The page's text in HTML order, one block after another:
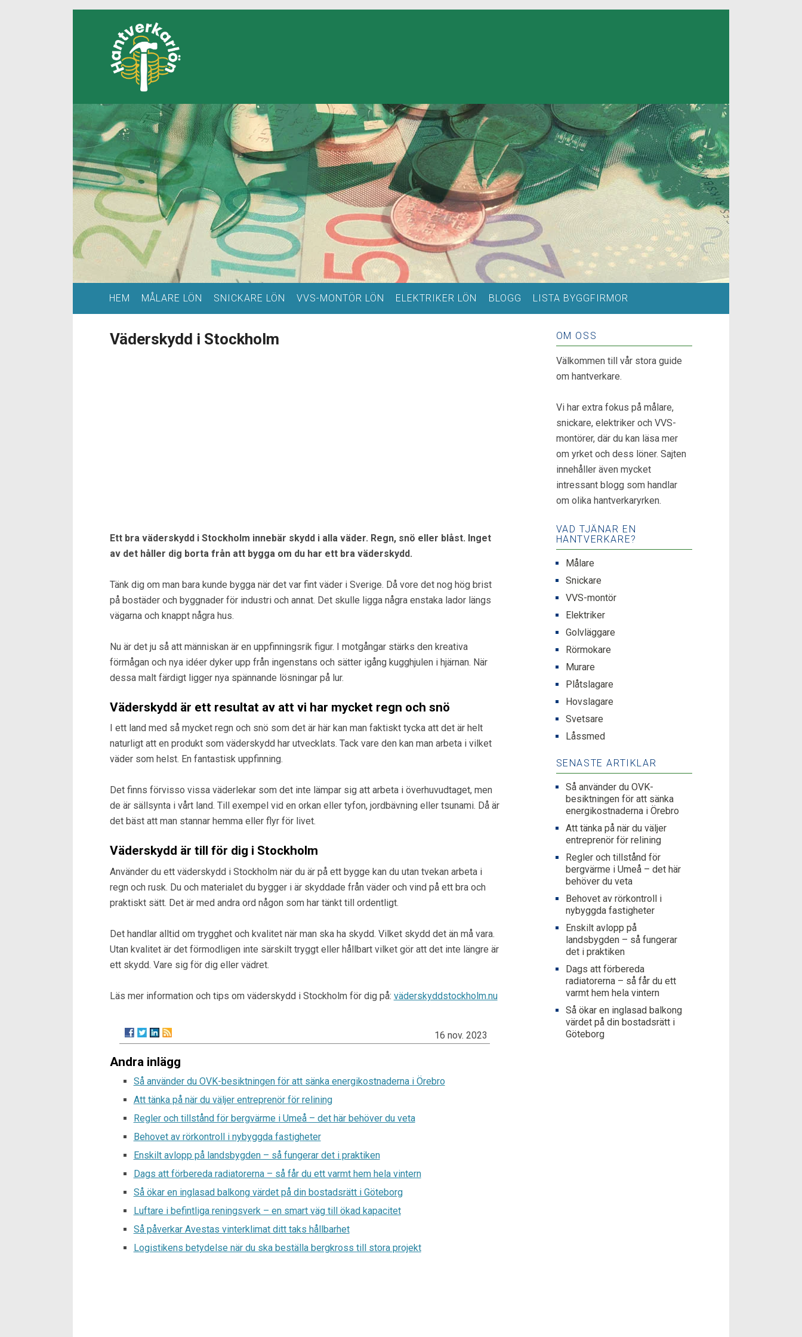
HEM MÅLARE LÖN SNICKARE LÖN VVS-MONTÖR LÖN ELEKTRIKER LÖN BLOGG LISTA BYGGFIRMOR
Väderskydd i Stockholm
Ett bra väderskydd i Stockholm innebär skydd i alla väder. Regn, snö eller blåst. Inget
av det håller dig borta från att bygga om du har ett bra väderskydd.
Tänk dig om man bara kunde bygga när det var fint väder i Sverige. Då vore det nog hög brist
på bostäder och byggnader för industri och annat. Det skulle ligga några enstaka lador längs
vägarna och knappt några hus.
Nu är det ju så att människan är en uppfinningsrik figur. I motgångar stärks den kreativa
förmågan och nya idéer dyker upp från ingenstans och sätter igång kugghjulen i hjärnan. När
dessa malt färdigt ligger nya spännande lösningar på lur.
Väderskydd är ett resultat av att vi har mycket regn och snö
I ett land med så mycket regn och snö som det är här kan man faktiskt tycka att det är helt
naturligt att en produkt som väderskydd har utvecklats. Tack vare den kan man arbeta i vilket
väder som helst. En fantastisk uppfinning.
Det finns förvisso vissa väderlekar som det inte lämpar sig att arbeta i överhuvudtaget, men
de är sällsynta i vårt land. Till exempel vid en orkan eller tyfon, jordbävning eller tsunami. Då är
det bäst att man stannar hemma eller flyr för livet.
Väderskydd är till för dig i Stockholm
Använder du ett väderskydd i Stockholm när du är på ett bygge kan du utan tvekan arbeta i
regn och rusk. Du och materialet du bygger i är skyddade från väder och vind på ett bra och
praktiskt sätt. Det är med andra ord någon som har tänkt till ordentligt.
Det handlar alltid om trygghet och kvalitet när man ska ha skydd. Vilket skydd det än må vara.
Utan kvalitet är det förmodligen inte särskilt tryggt eller hållbart vilket gör att det inte längre är
ett skydd. Vare sig för dig eller vädret.
Läs mer information och tips om väderskydd i Stockholm för dig på: väderskyddstockholm.nu
16 nov. 2023
Andra inlägg
Så använder du OVK-besiktningen för att sänka energikostnaderna i Örebro
Att tänka på när du väljer entreprenör för relining
Regler och tillstånd för bergvärme i Umeå – det här behöver du veta
Behovet av rörkontroll i nybyggda fastigheter
Enskilt avlopp på landsbygden – så fungerar det i praktiken
Dags att förbereda radiatorerna – så får du ett varmt hem hela vintern
Så ökar en inglasad balkong värdet på din bostadsrätt i Göteborg
Luftare i befintliga reningsverk – en smart väg till ökad kapacitet
Så påverkar Avestas vinterklimat ditt taks hållbarhet
Logistikens betydelse när du ska beställa bergkross till stora projekt
OM OSS
Välkommen till vår stora guide
om hantverkare.
Vi har extra fokus på målare,
snickare, elektriker och VVS-
montörer, där du kan läsa mer
om yrket och dess löner. Sajten
innehåller även mycket
intressant blogg som handlar
om olika hantverkaryrken.
VAD TJÄNAR EN
HANTVERKARE?
Målare
Snickare
VVS-montör
Elektriker
Golvläggare
Rörmokare
Murare
Plåtslagare
Hovslagare
Svetsare
Låssmed
SENASTE ARTIKLAR
Så använder du OVK-
besiktningen för att sänka
energikostnaderna i Örebro
Att tänka på när du väljer
entreprenör för relining
Regler och tillstånd för
bergvärme i Umeå – det här
behöver du veta
Behovet av rörkontroll i
nybyggda fastigheter
Enskilt avlopp på
landsbygden – så fungerar
det i praktiken
Dags att förbereda
radiatorerna – så får du ett
varmt hem hela vintern
Så ökar en inglasad balkong
värdet på din bostadsrätt i
Göteborg